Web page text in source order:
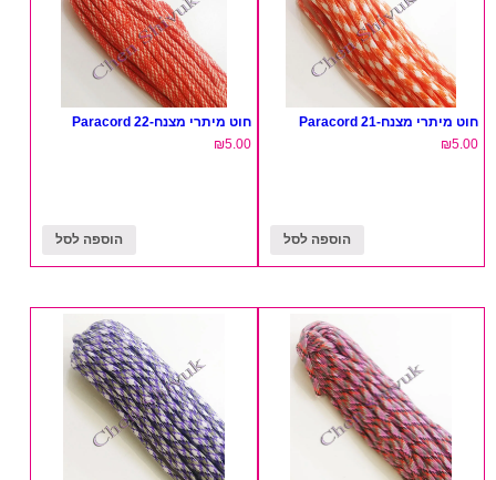
חוט מיתרי מצנח-21 Paracord
₪5.00
הוספה לסל
חוט מיתרי מצנח-22 Paracord
₪5.00
הוספה לסל